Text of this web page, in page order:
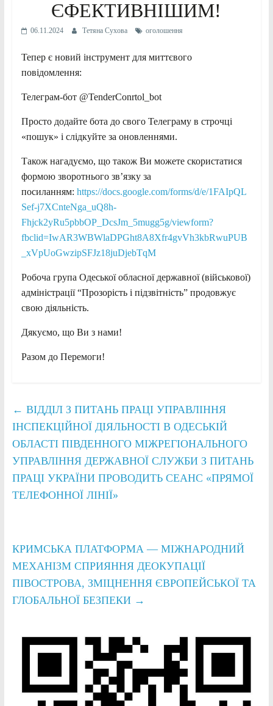
ЄФЕКТИВНІШИМ!
06.11.2024 Тетяна Сухова оголошення
Тепер є новий інструмент для миттєвого
повідомлення:
Телеграм-бот @TenderConrtol_bot
Просто додайте бота до свого Телеграму в строчці
«пошук» і слідкуйте за оновленнями.
Також нагадуємо, що також Ви можете скористатися
формою зворотнього зв’язку за
посиланням: https://docs.google.com/forms/d/e/1FAIpQL
Sef-j7XCnteNga_uQ8h-
Fhjck2yRu5pbbOP_DcsJm_5mugg5g/viewform?
fbclid=IwAR3WBWlaDPGht8A8Xfr4gvVh3kbRwuPUB
_xVpUoGwzipSFJz18juDjebTqM
Робоча група Одеської обласної державної (військової)
адміністрації “Прозорість і підзвітність” продовжує
свою діяльність.
Дякуємо, що Ви з нами!
Разом до Перемоги!
← ВІДДІЛ З ПИТАНЬ ПРАЦІ УПРАВЛІННЯ
ІНСПЕКЦІЙНОЇ ДІЯЛЬНОСТІ В ОДЕСЬКІЙ
ОБЛАСТІ ПІВДЕННОГО МІЖРЕГІОНАЛЬНОГО
УПРАВЛІННЯ ДЕРЖАВНОЇ СЛУЖБИ З ПИТАНЬ
ПРАЦІ УКРАЇНИ ПРОВОДИТЬ СЕАНС «ПРЯМОЇ
ТЕЛЕФОННОЇ ЛІНІЇ»
КРИМСЬКА ПЛАТФОРМА — МІЖНАРОДНИЙ
МЕХАНІЗМ СПРИЯННЯ ДЕОКУПАЦІЇ
ПІВОСТРОВА, ЗМІЦНЕННЯ ЄВРОПЕЙСЬКОЇ ТА
ГЛОБАЛЬНОЇ БЕЗПЕКИ →